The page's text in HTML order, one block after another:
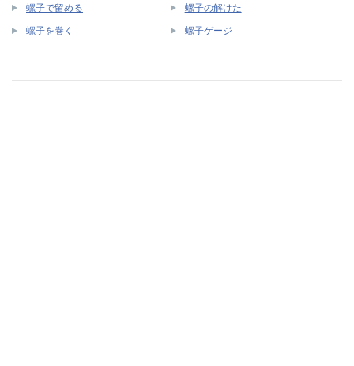
螺子で留める 螺子の解けた
螺子を巻く 螺子ゲージ